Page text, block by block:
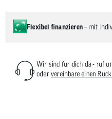
Flexibel finanzieren– mit
Wir sind für dich da - ruf
odervereinbare einen